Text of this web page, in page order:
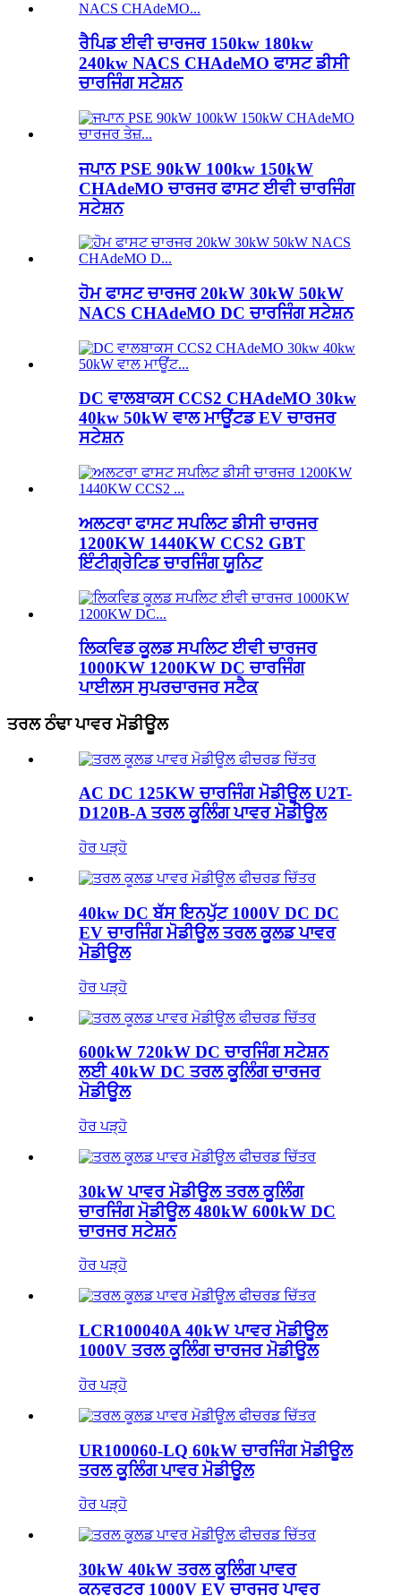
ਰੈਪਿਡ ਈਵੀ ਚਾਰਜਰ 150kw 180kw
240kw NACS CHAdeMO ਫਾਸਟ ਡੀਸੀ
ਚਾਰਜਿੰਗ ਸਟੇਸ਼ਨ
ਜਪਾਨ PSE 90kW 100kw 150kW
CHAdeMO ਚਾਰਜਰ ਫਾਸਟ ਈਵੀ ਚਾਰਜਿੰਗ
ਸਟੇਸ਼ਨ
ਹੋਮ ਫਾਸਟ ਚਾਰਜਰ 20kW 30kW 50kW
NACS CHAdeMO DC ਚਾਰਜਿੰਗ ਸਟੇਸ਼ਨ
DC ਵਾਲਬਾਕਸ CCS2 CHAdeMO 30kw
40kw 50kW ਵਾਲ ਮਾਊਂਟਡ EV ਚਾਰਜਰ
ਸਟੇਸ਼ਨ
ਅਲਟਰਾ ਫਾਸਟ ਸਪਲਿਟ ਡੀਸੀ ਚਾਰਜਰ
1200KW 1440KW CCS2 GBT
ਇੰਟੀਗ੍ਰੇਟਿਡ ਚਾਰਜਿੰਗ ਯੂਨਿਟ
ਲਿਕਵਿਡ ਕੂਲਡ ਸਪਲਿਟ ਈਵੀ ਚਾਰਜਰ
1000KW 1200KW DC ਚਾਰਜਿੰਗ
ਪਾਈਲਸ ਸੁਪਰਚਾਰਜਰ ਸਟੈਕ
ਤਰਲ ਠੰਢਾ ਪਾਵਰ ਮੋਡੀਊਲ
AC DC 125KW ਚਾਰਜਿੰਗ ਮੋਡੀਊਲ U2T-
D120B-A ਤਰਲ ਕੂਲਿੰਗ ਪਾਵਰ ਮੋਡੀਊਲ
ਹੋਰ ਪੜ੍ਹੋ
40kw DC ਬੱਸ ਇਨਪੁੱਟ 1000V DC DC
EV ਚਾਰਜਿੰਗ ਮੋਡੀਊਲ ਤਰਲ ਕੂਲਡ ਪਾਵਰ
ਮੋਡੀਊਲ
ਹੋਰ ਪੜ੍ਹੋ
600kW 720kW DC ਚਾਰਜਿੰਗ ਸਟੇਸ਼ਨ
ਲਈ 40kW DC ਤਰਲ ਕੂਲਿੰਗ ਚਾਰਜਰ
ਮੋਡੀਊਲ
ਹੋਰ ਪੜ੍ਹੋ
30kW ਪਾਵਰ ਮੋਡੀਊਲ ਤਰਲ ਕੂਲਿੰਗ
ਚਾਰਜਿੰਗ ਮੋਡੀਊਲ 480kW 600kW DC
ਚਾਰਜਰ ਸਟੇਸ਼ਨ
ਹੋਰ ਪੜ੍ਹੋ
LCR100040A 40kW ਪਾਵਰ ਮੋਡੀਊਲ
1000V ਤਰਲ ਕੂਲਿੰਗ ਚਾਰਜਰ ਮੋਡੀਊਲ
ਹੋਰ ਪੜ੍ਹੋ
UR100060-LQ 60kW ਚਾਰਜਿੰਗ ਮੋਡੀਊਲ
ਤਰਲ ਕੂਲਿੰਗ ਪਾਵਰ ਮੋਡੀਊਲ
ਹੋਰ ਪੜ੍ਹੋ
30kW 40kW ਤਰਲ ਕੂਲਿੰਗ ਪਾਵਰ
ਕਨਵਰਟਰ 1000V EV ਚਾਰਜਰ ਪਾਵਰ